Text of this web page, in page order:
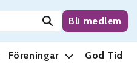
Bli medlem
Föreningar God Tid